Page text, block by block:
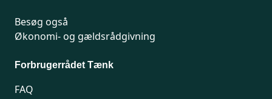
Besøg også
Økonomi- og gældsrådgivning
Forbrugerrådet Tænk
FAQ